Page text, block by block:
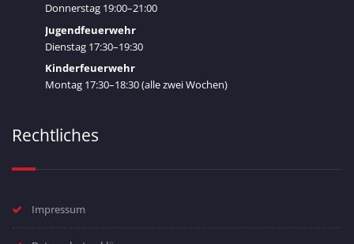
Donnerstag 19:00–21:00
Jugendfeuerwehr
Dienstag 17:30–19:30
Kinderfeuerwehr
Montag 17:30–18:30 (alle zwei Wochen)
Rechtliches
Impressum